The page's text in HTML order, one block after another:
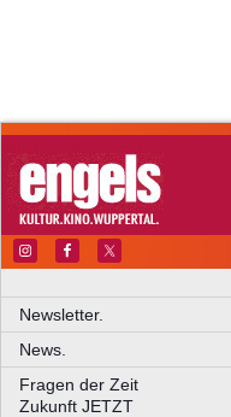
Newsletter.
News.
Fragen der Zeit
Zukunft JETZT